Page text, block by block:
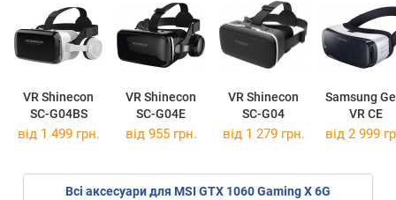
VR Shinecon
SC-G04BS
VR Shinecon
SC-G04E
VR Shinecon
SC-G04
Samsung
VR CE
від 1 499 грн. від 955 грн. від 1 279 грн. від 2 999
Всі аксесуари для MSI GTX 1060 Gaming X 6G